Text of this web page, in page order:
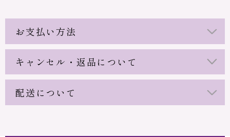
お支払い方法
キャンセル・返品について
配送について